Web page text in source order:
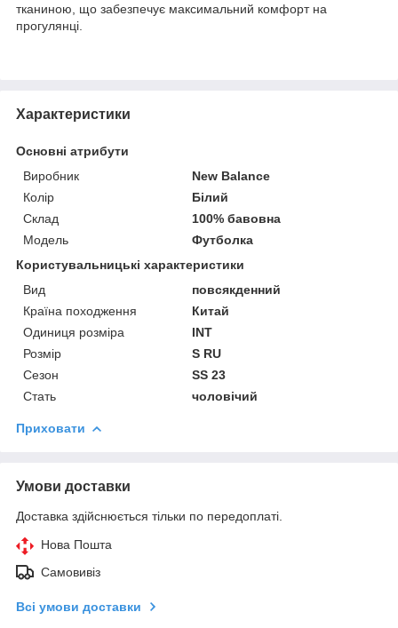
тканиною, що забезпечує максимальний комфорт на
прогулянці.
Характеристики
Основні атрибути
Виробник
New Balance
Колір
Білий
Склад
100% бавовна
Модель
Футболка
Користувальницькі характеристики
Вид
повсякденний
Країна походження
Китай
Одиниця розміра
INT
Розмір
S RU
Сезон
SS 23
Стать
чоловічий
Приховати
Умови доставки
Доставка здійснюється тільки по передоплаті.
Нова Пошта
Самовивіз
Всі умови доставки